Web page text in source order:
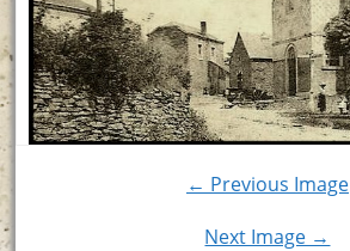
← Previous Image
Next Image →